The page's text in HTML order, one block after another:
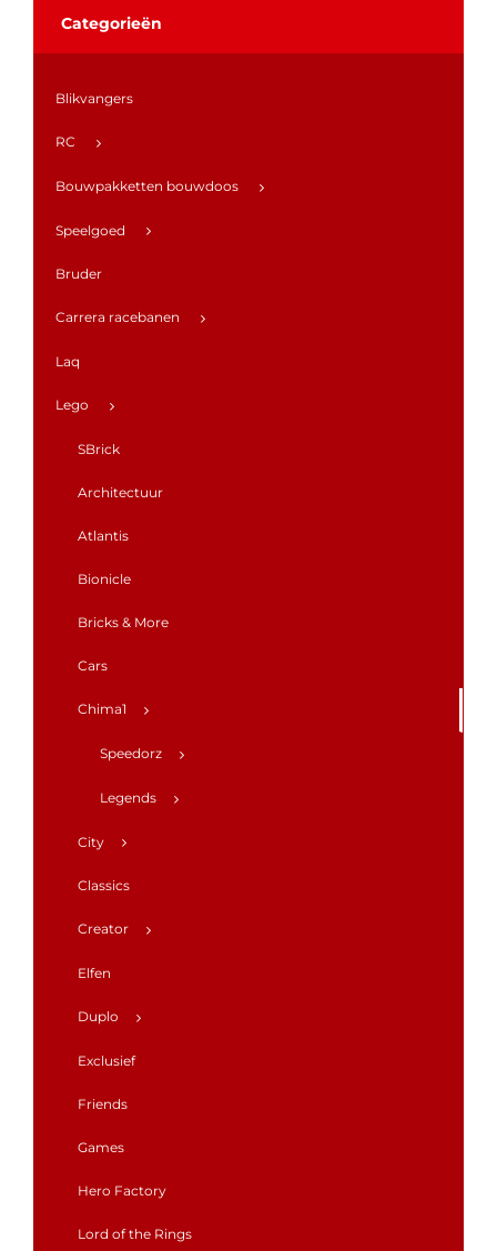
Categorieën
Blikvangers
RC
Bouwpakketten bouwdoos
Speelgoed
Bruder
Carrera racebanen
Laq
Lego
SBrick
Architectuur
Atlantis
Bionicle
Bricks & More
Cars
Chima1
Speedorz
Legends
City
Classics
Creator
Elfen
Duplo
Exclusief
Friends
Games
Hero Factory
Lord of the Rings